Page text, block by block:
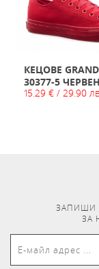
КЕЦОВЕ
30377-5
15.29 € / 29.90
ЗАПИШИ
ЗА